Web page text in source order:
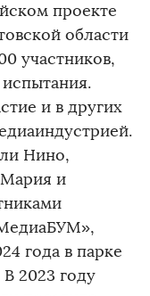
проекте
области
участников,
и в других
Нино,
и
года в парке
2023 году